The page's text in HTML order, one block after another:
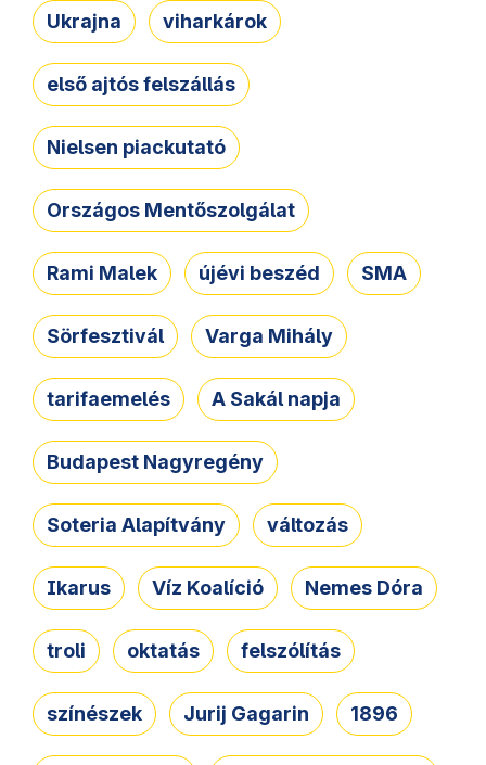
Ukrajna viharkárok
első ajtós felszállás
Nielsen piackutató
Országos Mentőszolgálat
Rami Malek újévi beszéd SMA
Sörfesztivál Varga Mihály
tarifaemelés A Sakál napja
Budapest Nagyregény
Soteria Alapítvány változás
Ikarus Víz Koalíció Nemes Dóra
troli oktatás felszólítás
színészek Jurij Gagarin 1896